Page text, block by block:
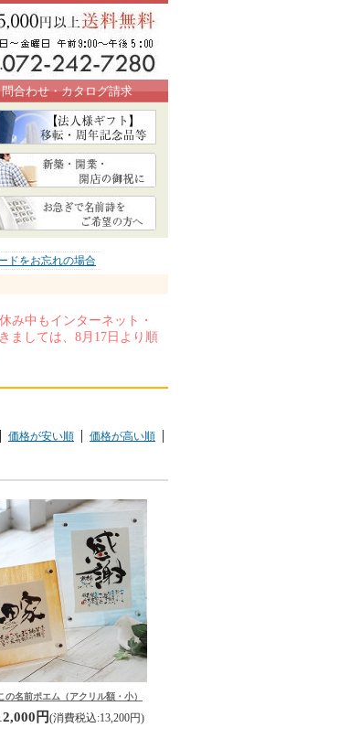
問合わせ・カタログ請求
ドをお忘れの場合
み中もインターネット・
ましては、8月17日より順
価格が安い順 価格が高い順
の名前ポエム（アクリル額・小）
円(消費税込:13,200円)